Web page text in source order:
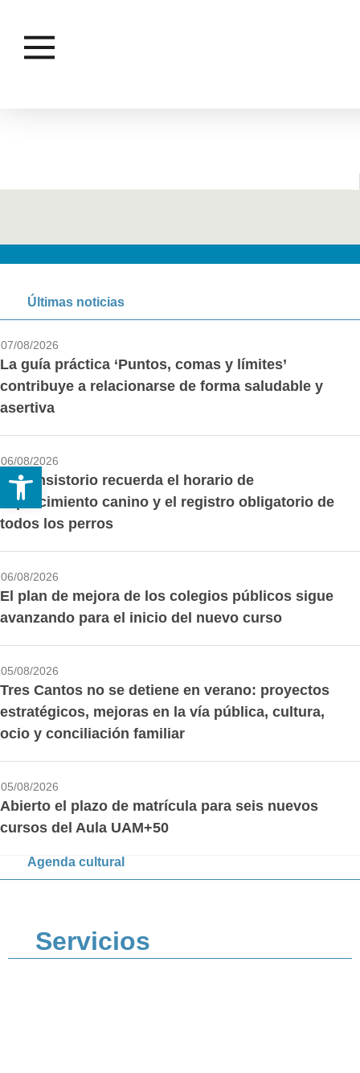
Abrir barra de herramientas
Últimas noticias
07/08/2026
La guía práctica ‘Puntos, comas y límites’
contribuye a relacionarse de forma saludable y
asertiva
06/08/2026
El Consistorio recuerda el horario de
esparcimiento canino y el registro obligatorio de
todos los perros
06/08/2026
El plan de mejora de los colegios públicos sigue
avanzando para el inicio del nuevo curso
05/08/2026
Tres Cantos no se detiene en verano: proyectos
estratégicos, mejoras en la vía pública, cultura,
ocio y conciliación familiar
05/08/2026
Abierto el plazo de matrícula para seis nuevos
cursos del Aula UAM+50
Agenda cultural
Servicios